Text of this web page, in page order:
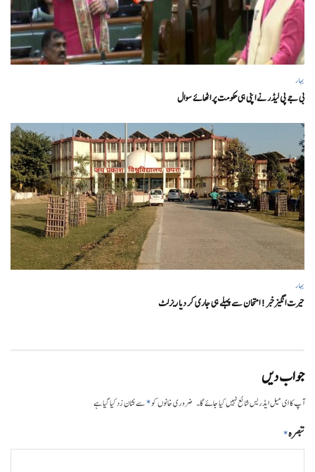
بہار
بی جے پی لیڈر نے اپنی ہی حکومت پر اٹھائے سوال
بہار
حیرت انگیزخبر ! امتحان سے پہلے ہی جاری کر دیا ریزلٹ
جواب دیں
آپ کا ای میل ایڈریس شائع نہیں کیا جائے گا۔ ضروری خانوں کو*سے نشان زد کیا گیا ہے
تبصرہ*